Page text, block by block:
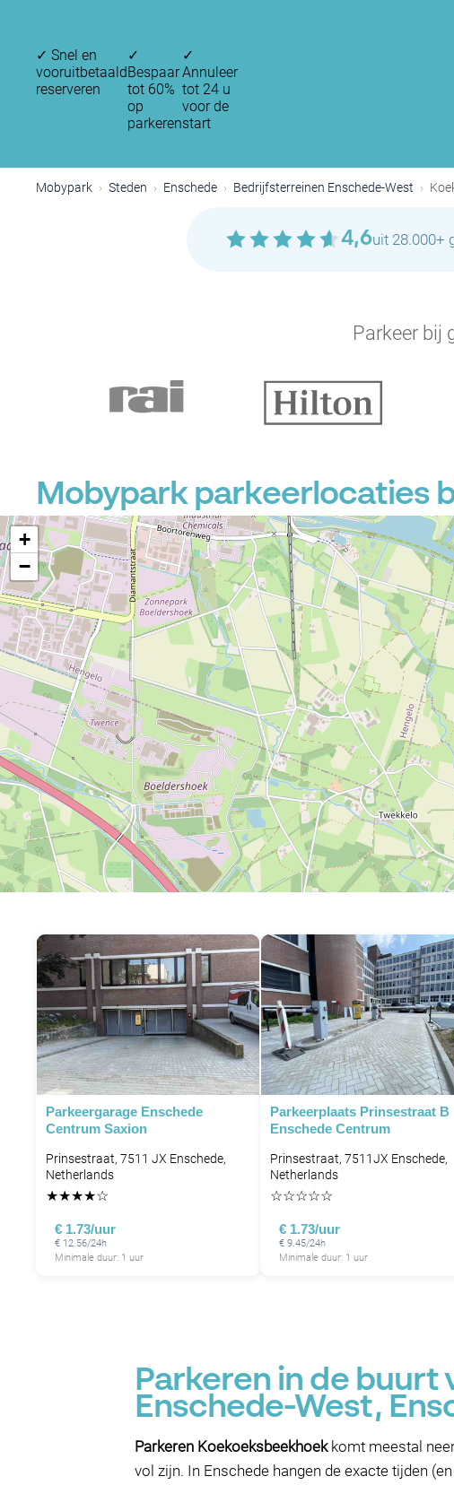
✓ Snel en
vooruitbetaald
reserveren
✓
Bespaar
tot 60%
op
parkeren
✓
Annuleer
tot 24 u
voor de
start
Mobypark Steden Enschede Bedrijfsterreinen Enschede-West
4,6uit 28.000+
Parkeer bij
Mobypark parkeerlocaties
+
−
Parkeergarage Enschede
Centrum Saxion
Prinsestraat, 7511 JX Enschede,
Netherlands
★★★★☆
€ 1.73/uur
€ 12.56/24h
Minimale duur: 1 uur
Parkeerplaats Prinsestraat B
Enschede Centrum
Prinsestraat, 7511JX Enschede,
Netherlands
☆☆☆☆☆
€ 1.73/uur
€ 9.45/24h
Minimale duur: 1 uur
Parkeren in de
Enschede-West,
Parkeren Koekoeksbeekhoekkomt meestal
vol zijn. In Enschede hangen de exacte tijden